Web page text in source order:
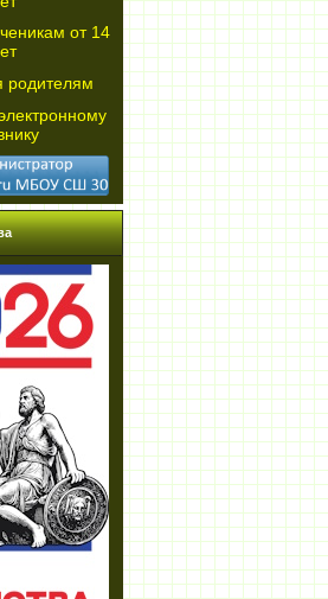
от 14
родителям